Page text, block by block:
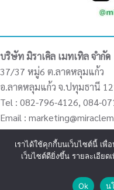
บริษัท มิราเคิล เมทเทิล จำกัด
37/37 หมู่6 ต.ลาดหลุมแก้ว
อ.ลาดหลุมแก้ว จ.ปทุมธานี
Tel : 082-796-4126, 084-
Email :
เราได้ใช้คุกกี้บนเว็บไซต์นี้ เพื่
เว็บไซต์ดียิ่งขึ้น รายละเอีย
Ok
น